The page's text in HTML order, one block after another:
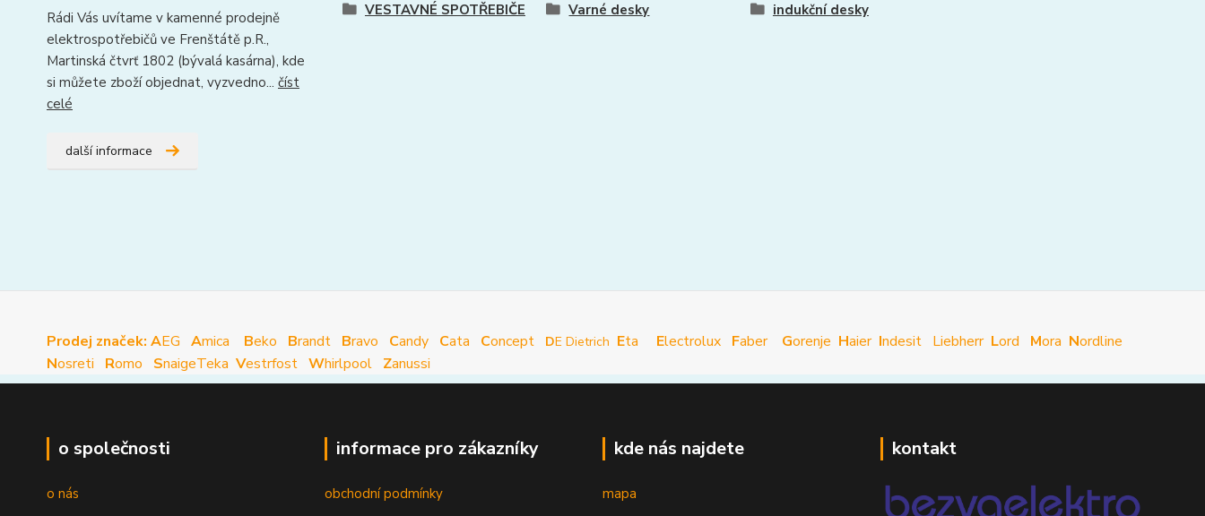
Rádi Vás uvítame v kamenné prodejně
elektrospotřebičů ve Frenštátě p.R.,
Martinská čtvrť 1802 (bývalá kasárna), kde
si můžete zboží objednat, vyzvedno... číst
celé
další informace
VESTAVNÉ SPOTŘEBIČE Varné desky indukční desky
Prodej značek: AEG Amica Beko Brandt Bravo Candy Cata Concept DE Dietrich Eta Electrolux Faber Gorenje Haier Indesit Liebherr Lord Mora Nordline
Nosreti Romo SnaigeTeka Vestrfost Whirlpool Zanussi
o společnosti
o nás
informace pro zákazníky
obchodní podmínky
kde nás najdete
mapa
kontakt